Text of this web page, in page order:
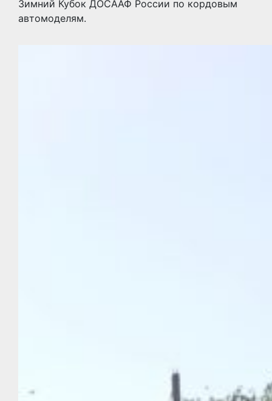
Зимний Кубок ДОСААФ России по кордовым
автомоделям.